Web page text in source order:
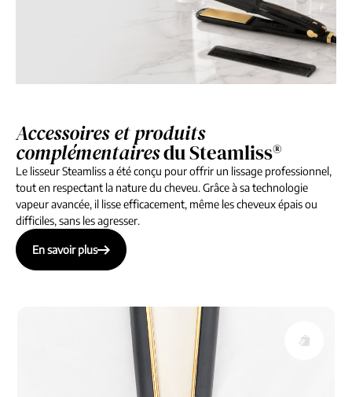
Accessoires et produits
complémentairesdu Steamliss®
Le lisseur Steamliss a été conçu pour offrir un lissage professionnel,
tout en respectant la nature du cheveu. Grâce à sa technologie
vapeur avancée, il lisse efficacement, même les cheveux épais ou
difficiles, sans les agresser.
En savoir plus
En savoir plus